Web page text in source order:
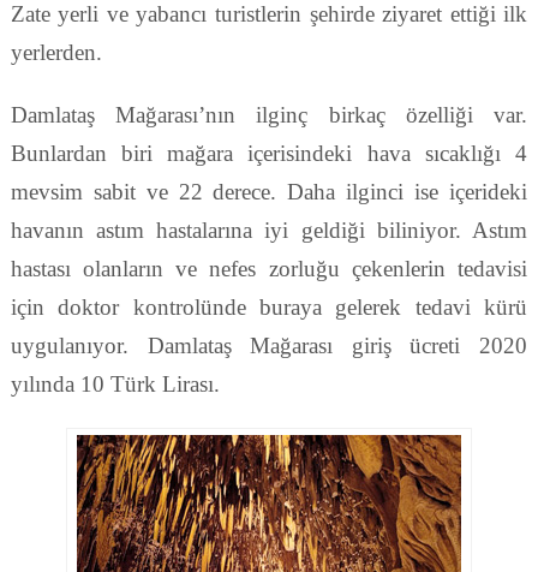
Zate yerli ve yabancı turistlerin şehirde ziyaret ettiği ilk
yerlerden.
Damlataş Mağarası’nın ilginç birkaç özelliği var.
Bunlardan biri mağara içerisindeki hava sıcaklığı 4
mevsim sabit ve 22 derece. Daha ilginci ise içerideki
havanın astım hastalarına iyi geldiği biliniyor. Astım
hastası olanların ve nefes zorluğu çekenlerin tedavisi
için doktor kontrolünde buraya gelerek tedavi kürü
uygulanıyor. Damlataş Mağarası giriş ücreti 2020
yılında 10 Türk Lirası.